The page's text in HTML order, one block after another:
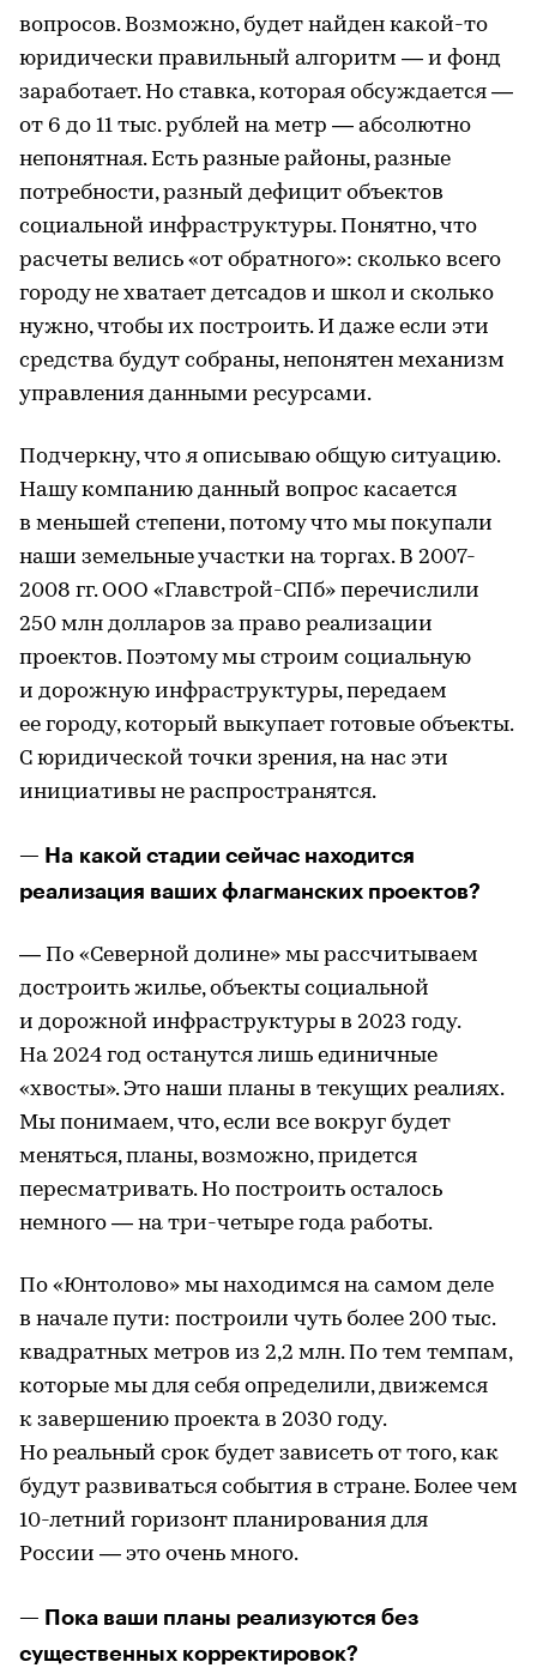
вопросов. Возможно, будет найден какой-то
юридически правильный алгоритм — и фонд
заработает. Но ставка, которая обсуждается —
от 6 до 11 тыс. рублей на метр — абсолютно
непонятная. Есть разные районы, разные
потребности, разный дефицит объектов
социальной инфраструктуры. Понятно, что
расчеты велись «от обратного»: сколько всего
городу не хватает детсадов и школ и сколько
нужно, чтобы их построить. И даже если эти
средства будут собраны, непонятен механизм
управления данными ресурсами.
Подчеркну, что я описываю общую ситуацию.
Нашу компанию данный вопрос касается
в меньшей степени, потому что мы покупали
наши земельные участки на торгах. В 2007-
2008 гг. ООО «Главстрой-СПб» перечислили
250 млн долларов за право реализации
проектов. Поэтому мы строим социальную
и дорожную инфраструктуры, передаем
ее городу, который выкупает готовые объекты.
С юридической точки зрения, на нас эти
инициативы не распространятся.
— На какой стадии сейчас находится
реализация ваших флагманских проектов?
— По «Северной долине» мы рассчитываем
достроить жилье, объекты социальной
и дорожной инфраструктуры в 2023 году.
На 2024 год останутся лишь единичные
«хвосты». Это наши планы в текущих реалиях.
Мы понимаем, что, если все вокруг будет
меняться, планы, возможно, придется
пересматривать. Но построить осталось
немного — на три-четыре года работы.
По «Юнтолово» мы находимся на самом деле
в начале пути: построили чуть более 200 тыс.
квадратных метров из 2,2 млн. По тем темпам,
которые мы для себя определили, движемся
к завершению проекта в 2030 году.
Но реальный срок будет зависеть от того, как
будут развиваться события в стране. Более чем
10-летний горизонт планирования для
России — это очень много.
— Пока ваши планы реализуются без
существенных корректировок?